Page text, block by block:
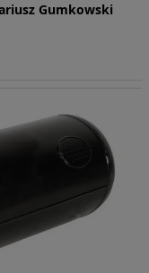
Gumkowski